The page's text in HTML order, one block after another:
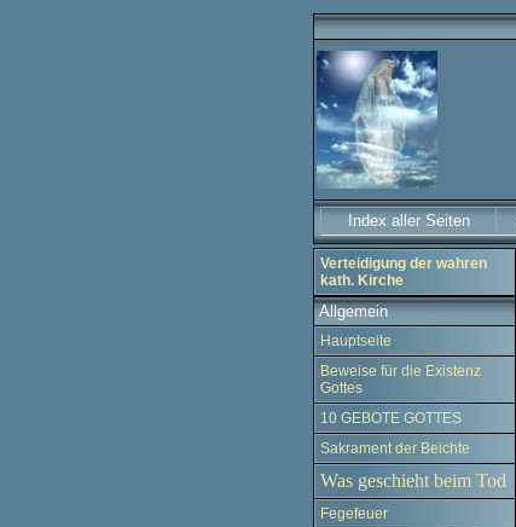
Index aller Seiten
Verteidigung der wahren
kath. Kirche
Allgemein
Hauptseite
Beweise für die Existenz
Gottes
10 GEBOTE GOTTES
Sakrament der Beichte
Was geschieht beim Tod
Fegefeuer